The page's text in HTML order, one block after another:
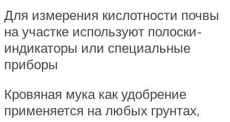
Для измерения кислотности почвы
на участке используют полоски-
индикаторы или специальные
приборы
Кровяная мука как удобрение
применяется на любых грунтах,